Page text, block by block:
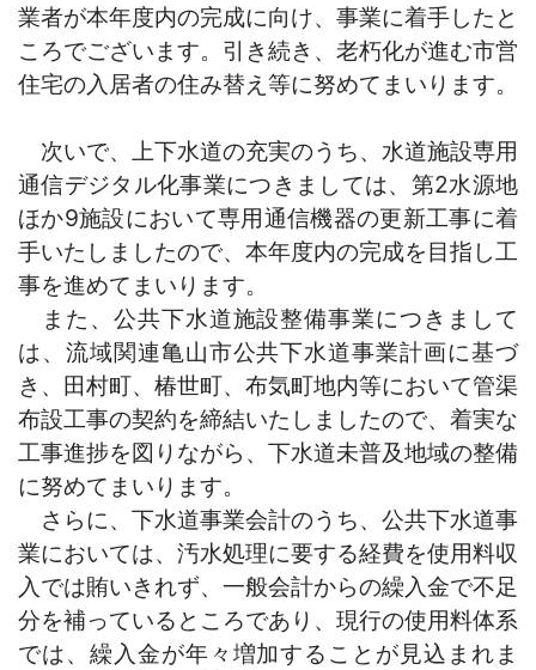
業者が本年度内の完成に向け、事業に着手したと
ころでございます。引き続き、老朽化が進む市営
住宅の入居者の住み替え等に努めてまいります。
次いで、上下水道の充実のうち、水道施設専用
通信デジタル化事業につきましては、第2水源地
ほか9施設において専用通信機器の更新工事に着
手いたしましたので、本年度内の完成を目指し工
事を進めてまいります。
また、公共下水道施設整備事業につきまして
は、流域関連亀山市公共下水道事業計画に基づ
き、田村町、椿世町、布気町地内等において管渠
布設工事の契約を締結いたしましたので、着実な
工事進捗を図りながら、下水道未普及地域の整備
に努めてまいります。
さらに、下水道事業会計のうち、公共下水道事
業においては、汚水処理に要する経費を使用料収
入では賄いきれず、一般会計からの繰入金で不足
分を補っているところであり、現行の使用料体系
では、繰入金が年々増加することが見込まれま